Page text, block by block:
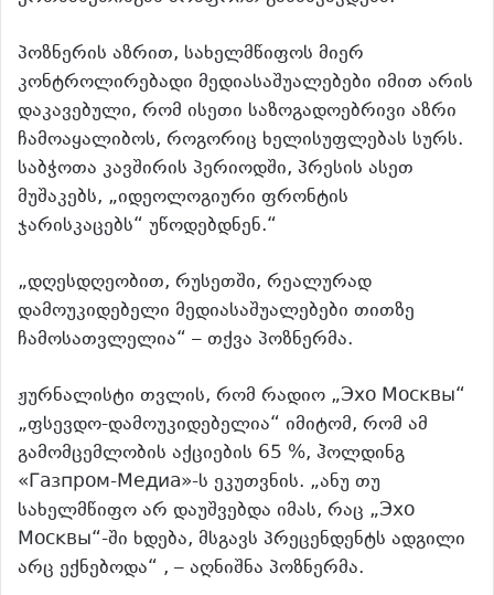
პოზნერის აზრით, სახელმწიფოს მიერ
კონტროლირებადი მედიასაშუალებები იმით არის
დაკავებული, რომ ისეთი საზოგადოებრივი აზრი
ჩამოაყალიბოს, როგორიც ხელისუფლებას სურს.
საბჭოთა კავშირის პერიოდში, პრესის ასეთ
მუშაკებს, „იდეოლოგიური ფრონტის
ჯარისკაცებს“ უწოდებდნენ.“
„დღესდღეობით, რუსეთში, რეალურად
დამოუკიდებელი მედიასაშუალებები თითზე
ჩამოსათვლელია“ – თქვა პოზნერმა.
ჟურნალისტი თვლის, რომ რადიო „Эхо Москвы“
„ფსევდო-დამოუკიდებელია“ იმიტომ, რომ ამ
გამომცემლობის აქციების 65 %, ჰოლდინგ
«Газпром-Медиа»-ს ეკუთვნის. „ანუ თუ
სახელმწიფო არ დაუშვებდა იმას, რაც „Эхо
Москвы“-ში ხდება, მსგავს პრეცენდენტს ადგილი
არც ექნებოდა“ , – აღნიშნა პოზნერმა.